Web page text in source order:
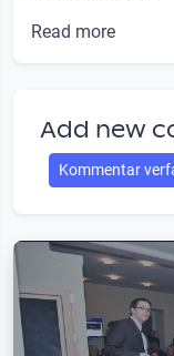
Read more
Add new
Kommentar